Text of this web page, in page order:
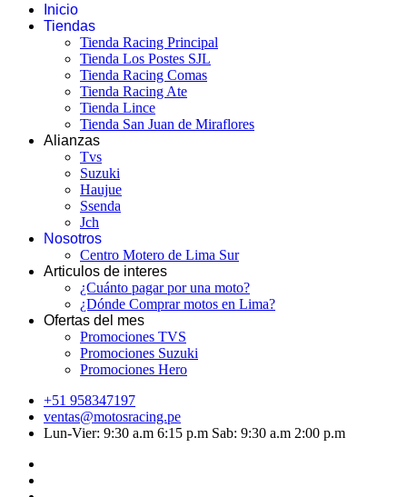
Inicio
Tiendas
Tienda Racing Principal
Tienda Los Postes SJL
Tienda Racing Comas
Tienda Racing Ate
Tienda Lince
Tienda San Juan de Miraflores
Alianzas
Tvs
Suzuki
Haujue
Ssenda
Jch
Nosotros
Centro Motero de Lima Sur
Articulos de interes
¿Cuánto pagar por una moto?
¿Dónde Comprar motos en Lima?
Ofertas del mes
Promociones TVS
Promociones Suzuki
Promociones Hero
+51 958347197
ventas@motosracing.pe
Lun-Vier: 9:30 a.m 6:15 p.m Sab: 9:30 a.m 2:00 p.m